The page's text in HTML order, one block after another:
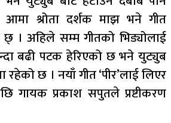
श्रोता दर्शक माझ भने गीत
। अहिले सम्म गीतको भिड्योलाई
बढी पटक हेरिएको छ भने युट्युब
रहेको छ । नयाँ गीत ‘पीर’लाई लिएर
गायक प्रकाश सपुतले प्रष्टीकरण